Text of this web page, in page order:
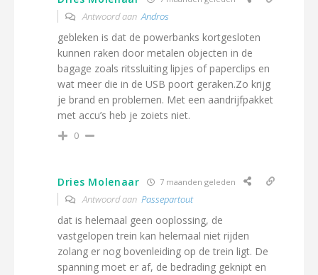
Antwoord aanAndros
gebleken is dat de powerbanks kortgesloten
kunnen raken door metalen objecten in de
bagage zoals ritssluiting lipjes of paperclips en
wat meer die in de USB poort geraken.Zo krijg
je brand en problemen. Met een aandrijfpakket
met accu’s heb je zoiets niet.
0
Dries Molenaar 7 maanden geleden
Antwoord aan Passepartout
dat is helemaal geen ooplossing, de
vastgelopen trein kan helemaal niet rijden
zolang er nog bovenleiding op de trein ligt. De
spanning moet er af, de bedrading geknipt en